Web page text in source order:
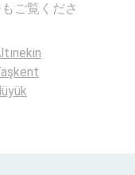
ご覧くださ